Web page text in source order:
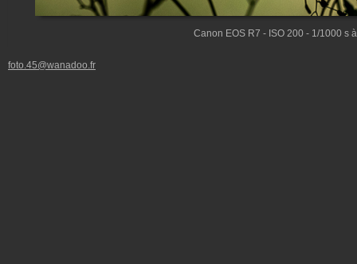
Canon EOS R7 - ISO 200 - 1/1000 s
foto.45@wanadoo.fr